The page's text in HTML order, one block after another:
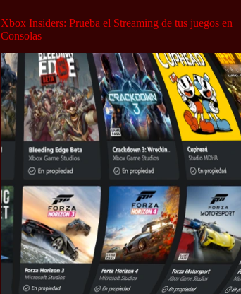
Xbox Insiders: Prueba el Streaming de tus juegos en
Consolas